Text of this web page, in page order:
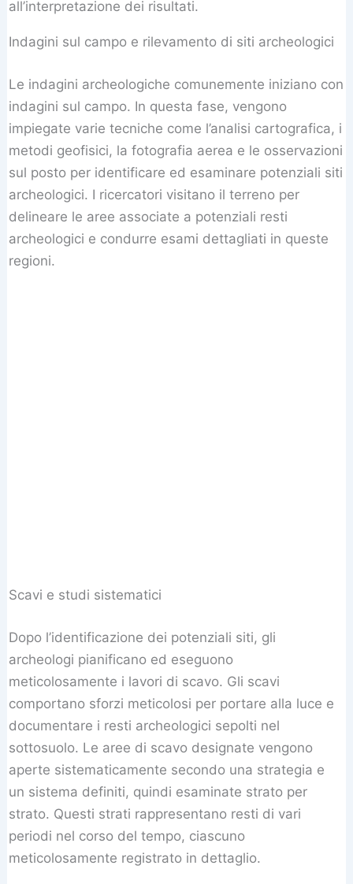
all’interpretazione dei risultati.
Indagini sul campo e rilevamento di siti archeologici
Le indagini archeologiche comunemente iniziano con
indagini sul campo. In questa fase, vengono
impiegate varie tecniche come l’analisi cartografica, i
metodi geofisici, la fotografia aerea e le osservazioni
sul posto per identificare ed esaminare potenziali siti
archeologici. I ricercatori visitano il terreno per
delineare le aree associate a potenziali resti
archeologici e condurre esami dettagliati in queste
regioni.
Scavi e studi sistematici
Dopo l’identificazione dei potenziali siti, gli
archeologi pianificano ed eseguono
meticolosamente i lavori di scavo. Gli scavi
comportano sforzi meticolosi per portare alla luce e
documentare i resti archeologici sepolti nel
sottosuolo. Le aree di scavo designate vengono
aperte sistematicamente secondo una strategia e
un sistema definiti, quindi esaminate strato per
strato. Questi strati rappresentano resti di vari
periodi nel corso del tempo, ciascuno
meticolosamente registrato in dettaglio.